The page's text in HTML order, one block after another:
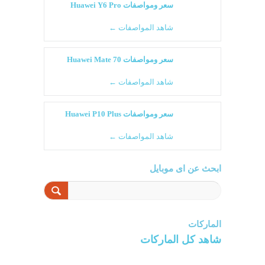
سعر ومواصفات Huawei Y6 Pro
شاهد المواصفات ←
سعر ومواصفات Huawei Mate 70
شاهد المواصفات ←
سعر ومواصفات Huawei P10 Plus
شاهد المواصفات ←
ابحث عن اى موبايل
الماركات
شاهد كل الماركات